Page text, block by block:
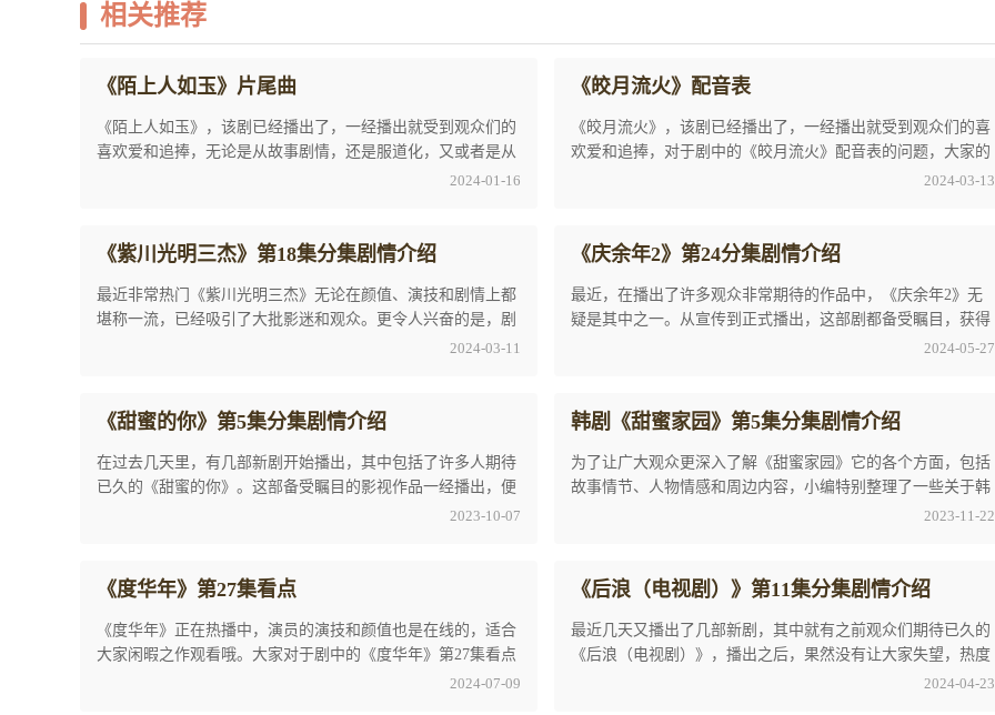
相关推荐
《陌上人如玉》片尾曲
《陌上人如玉》，该剧已经播出了，一经播出就受到观众们的
喜欢爱和追捧，无论是从故事剧情，还是服道化，又或者是从
2024-01-16
《皎月流火》配音表
《皎月流火》，该剧已经播出了，一经播出就受到观众们的喜
欢爱和追捧，对于剧中的《皎月流火》配音表的问题，大家的
2024-03-13
《紫川光明三杰》第18集分集剧情介绍
最近非常热门《紫川光明三杰》无论在颜值、演技和剧情上都
堪称一流，已经吸引了大批影迷和观众。更令人兴奋的是，剧
2024-03-11
《庆余年2》第24分集剧情介绍
最近，在播出了许多观众非常期待的作品中，《庆余年2》无
疑是其中之一。从宣传到正式播出，这部剧都备受瞩目，获得
2024-05-27
《甜蜜的你》第5集分集剧情介绍
在过去几天里，有几部新剧开始播出，其中包括了许多人期待
已久的《甜蜜的你》。这部备受瞩目的影视作品一经播出，便
2023-10-07
韩剧《甜蜜家园》第5集分集剧情介绍
为了让广大观众更深入了解《甜蜜家园》它的各个方面，包括
故事情节、人物情感和周边内容，小编特别整理了一些关于韩
2023-11-22
《度华年》第27集看点
《度华年》正在热播中，演员的演技和颜值也是在线的，适合
大家闲暇之作观看哦。大家对于剧中的《度华年》第27集看点
2024-07-09
《后浪（电视剧）》第11集分集剧情介绍
最近几天又播出了几部新剧，其中就有之前观众们期待已久的
《后浪（电视剧）》，播出之后，果然没有让大家失望，热度
2024-04-23